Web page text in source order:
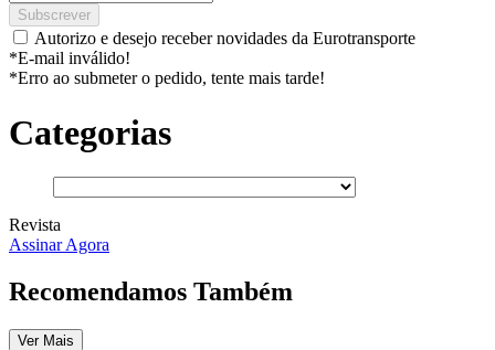
Subscrever
Autorizo e desejo receber novidades da Eurotransporte
*E-mail inválido!
*Erro ao submeter o pedido, tente mais tarde!
Categorias
Revista
Assinar Agora
Recomendamos Também
Ver Mais